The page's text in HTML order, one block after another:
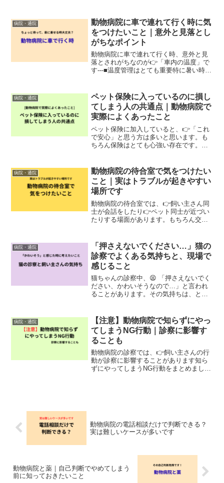
「これって病気ですか？」・「様子見で
大丈夫ですか？」・症...
病院・通院
動物病院に車で連れて行く時に気
をつけたいこと｜意外と見落とし
がちなポイント
動物病院に車で連れて行く時、意外と見
落とされがちなのが👉「車内の温度」で
す---■温度管理はとても重要特に暑い時期
着ている状態のため、クレートの中は熱
がこもりやすくなり...
病院・通院
ペット保険に入っているのに損し
てしまう人の共通点｜動物病院で
実際によくあったこと
ペット保険に加入していると、👉「これ
で安心」と思う方は多いと思います。も
ちろん保険はとても心強い存在です。た
ませんでした。今回は、動物病院で実際
によくあったケースをご紹...
病院・通院
動物病院の待合室で気をつけたい
こと｜実はトラブルが起きやすい
場所です
動物病院の待合室では、👉飼い主さん同
士が会話をしたり👉ペット同士が近づい
たりする場面があります。もちろん交流
で、👉待合室でのトラブルを何度も見て
きました。⸻動物病院は「ふれ...
病院・通院
「押さえないでください…」猫の
診察でよくある気持ちと、現場で
感じること
猫ちゃんの診察中、😫 「押さえないでく
ださい、かわいそうなので…」と言われ
ることがあります。その気持ちは、とて
実際によくある場面診察中、暴れてしま
う子は少なくありません...
病院・通院
【注意】動物病院で知らずにやっ
てしまうNG行動｜診察に影響す
ることも
動物病院の診察では、👉飼い主さんの行
動が診察に影響することがあります知ら
ずにやってしまうNG行動をまとめまし
動物病院の電話相談だけで判断できる？
実は難しいケースが多いです
動物病院と薬｜自己判断でやめてしまう
前に知っておきたいこと